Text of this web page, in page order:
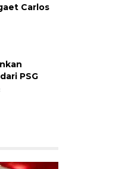
Carlos
PSG